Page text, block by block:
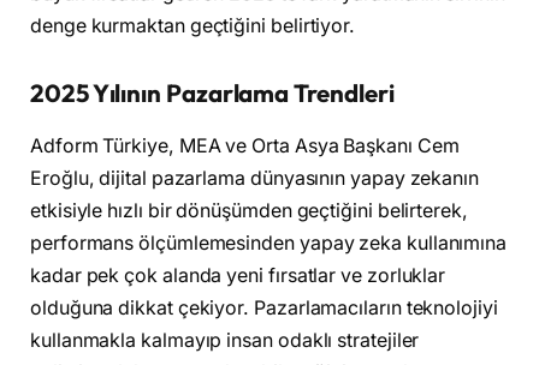
denge kurmaktan geçtiğini belirtiyor.
2025 Yılının Pazarlama Trendleri
Adform Türkiye, MEA ve Orta Asya Başkanı Cem
Eroğlu, dijital pazarlama dünyasının yapay zekanın
etkisiyle hızlı bir dönüşümden geçtiğini belirterek,
performans ölçümlemesinden yapay zeka kullanımına
kadar pek çok alanda yeni fırsatlar ve zorluklar
olduğuna dikkat çekiyor. Pazarlamacıların teknolojiyi
kullanmakla kalmayıp insan odaklı stratejiler